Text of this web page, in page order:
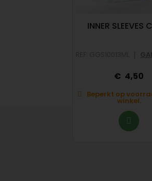
INNER SLEEVES
|
4,50
Beperkt op
winkel.